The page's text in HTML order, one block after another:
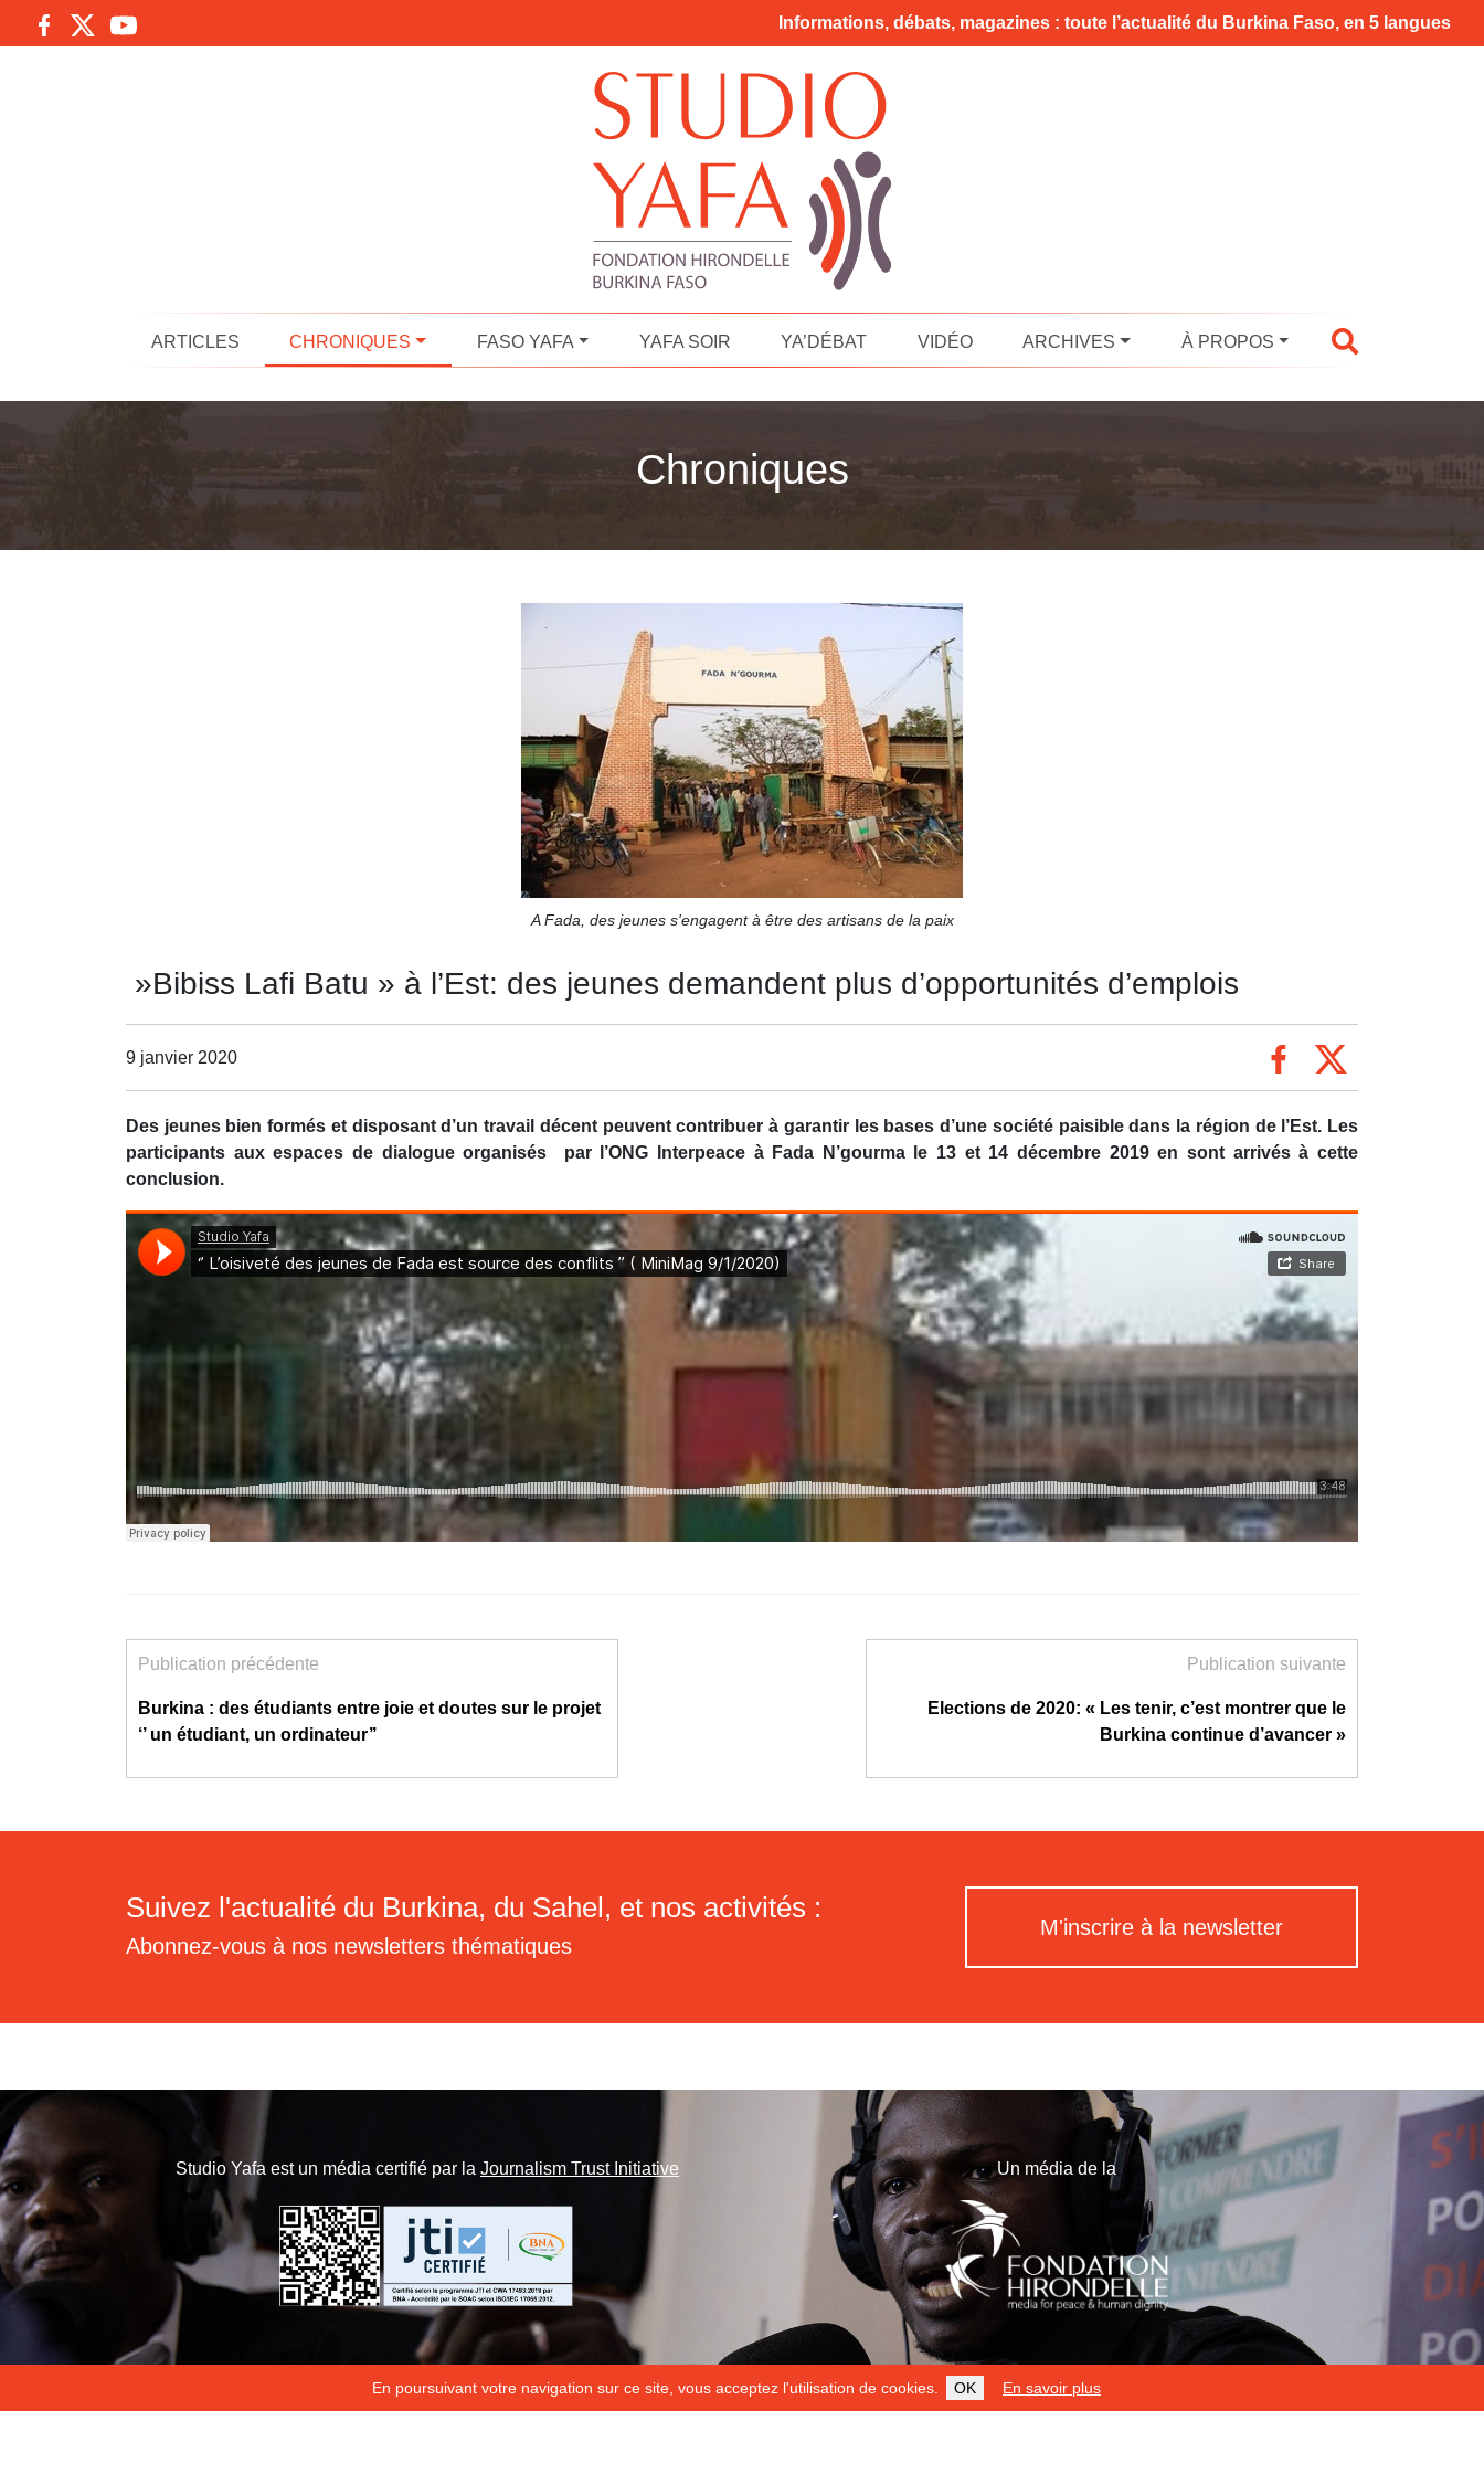
En poursuivant votre navigation sur ce site, vous acceptez l'utilisation de cookies. OK En savoir plus
Informations, débats, magazines : toute l’actualité du Burkina Faso, en 5 langues
ARTICLES CHRONIQUES FASO YAFA YAFA SOIR YA’DÉBAT VIDÉO ARCHIVES À PROPOS
Chroniques
A Fada, des jeunes s'engagent à être des artisans de la paix
»Bibiss Lafi Batu » à l’Est: des jeunes demandent plus d’opportunités d’emplois
9 janvier 2020
Des jeunes bien formés et disposant d’un travail décent peuvent contribuer à garantir les bases d’une société paisible dans la région de l’Est. Les
participants aux espaces de dialogue organisés par l’ONG Interpeace à Fada N’gourma le 13 et 14 décembre 2019 en sont arrivés à cette
conclusion.
Publication précédente
Burkina : des étudiants entre joie et doutes sur le projet
‘’ un étudiant, un ordinateur’’
Publication suivante
Elections de 2020: « Les tenir, c’est montrer que le
Burkina continue d’avancer »
Suivez l'actualité du Burkina, du Sahel, et nos activités :
Abonnez-vous à nos newsletters thématiques
M'inscrire à la newsletter
Studio Yafa est un média certifié par la Journalism Trust Initiative Un média de la
ILS NOUS SOUTIENNENT